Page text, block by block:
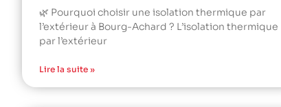
🌿 Pourquoi choisir une isolation thermique par
l’extérieur à Bourg-Achard ? L’isolation thermique
par l’extérieur
Lire la suite »